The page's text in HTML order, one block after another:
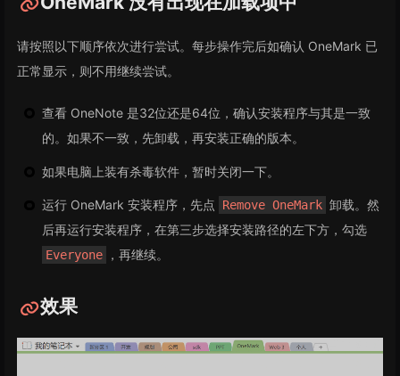
请按照以下顺序依次进行尝试。每步操作完后如确认 OneMark 已
正常显示，则不用继续尝试。
查看 OneNote 是32位还是64位，确认安装程序与其是一致
的。如果不一致，先卸载，再安装正确的版本。
如果电脑上装有杀毒软件，暂时关闭一下。
运行 OneMark 安装程序，先点 Remove OneMark 卸载。然
后再运行安装程序，在第三步选择安装路径的左下方，勾选
Everyone ，再继续。
效果